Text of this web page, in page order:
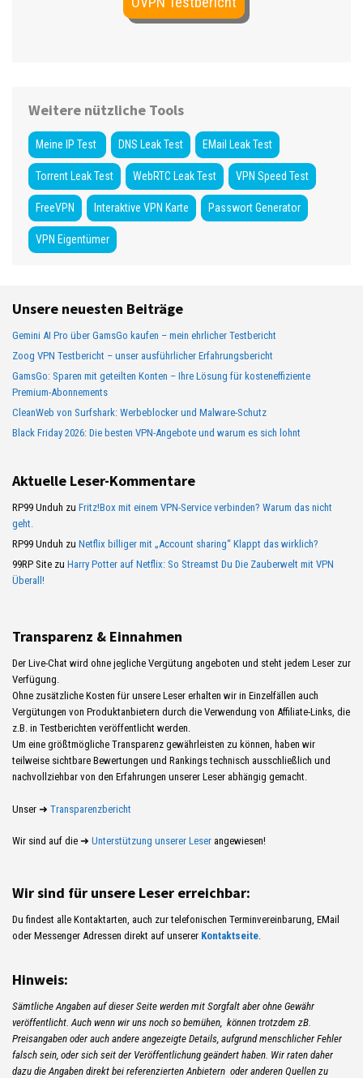
Weitere nützliche Tools
Meine IP Test DNS Leak Test EMail Leak Test
Torrent Leak Test WebRTC Leak Test VPN Speed Test
FreeVPN Interaktive VPN Karte Passwort Generator
VPN Eigentümer
Unsere neuesten Beiträge
Gemini AI Pro über GamsGo kaufen – mein ehrlicher Testbericht
Zoog VPN Testbericht – unser ausführlicher Erfahrungsbericht
GamsGo: Sparen mit geteilten Konten – Ihre Lösung für kosteneffiziente
Premium-Abonnements
CleanWeb von Surfshark: Werbeblocker und Malware-Schutz
Black Friday 2026: Die besten VPN-Angebote und warum es sich lohnt
Aktuelle Leser-Kommentare
RP99 Unduh zu Fritz!Box mit einem VPN-Service verbinden? Warum das nicht
geht.
RP99 Unduh zu Netflix billiger mit „Account sharing“ Klappt das wirklich?
99RP Site zu Harry Potter auf Netflix: So Streamst Du Die Zauberwelt mit VPN
Überall!
Transparenz & Einnahmen
Der Live-Chat wird ohne jegliche Vergütung angeboten und steht jedem Leser zur
Verfügung.
Ohne zusätzliche Kosten für unsere Leser erhalten wir in Einzelfällen auch
Vergütungen von Produktanbietern durch die Verwendung von Affiliate-Links, die
z.B. in Testberichten veröffentlicht werden.
Um eine größtmögliche Transparenz gewährleisten zu können, haben wir
teilweise sichtbare Bewertungen und Rankings technisch ausschließlich und
nachvollziehbar von den Erfahrungen unserer Leser abhängig gemacht.
Unser ➜ Transparenzbericht
Wir sind auf die ➜ Unterstützung unserer Leser angewiesen!
Wir sind für unsere Leser erreichbar:
Du findest alle Kontaktarten, auch zur telefonischen Terminvereinbarung, EMail
oder Messenger Adressen direkt auf unserer Kontaktseite.
Hinweis:
Sämtliche Angaben auf dieser Seite werden mit Sorgfalt aber ohne Gewähr
veröffentlicht. Auch wenn wir uns noch so bemühen, können trotzdem zB.
Preisangaben oder auch andere angezeigte Details, aufgrund menschlicher Fehler
falsch sein, oder sich seit der Veröffentlichung geändert haben. Wir raten daher
dazu die Angaben direkt bei referenzierten Anbietern oder anderen Quellen zu